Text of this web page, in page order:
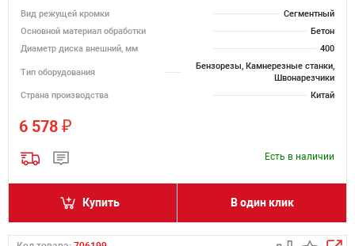
Вид режущей кромки
Сегментный
Основной материал обработки
Бетон
Диаметр диска внешний, мм
400
Тип оборудования
Бензорезы, Камнерезные станки,
Швонарезчики
Страна производства
Китай
6 578 ₽
Есть в наличии
Купить В один клик